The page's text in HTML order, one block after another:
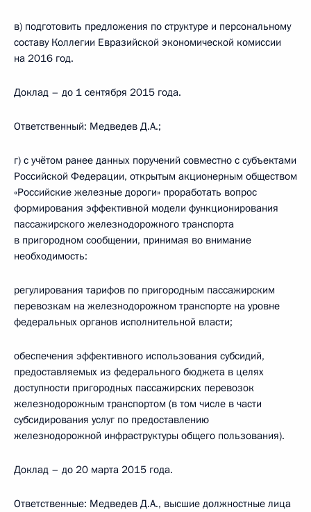
в) подготовить предложения по структуре и персональному
составу Коллегии Евразийской экономической комиссии
на 2016 год.
Доклад – до 1 сентября 2015 года.
Ответственный: Медведев Д.А.;
г) с учётом ранее данных поручений совместно с субъектами
Российской Федерации, открытым акционерным обществом
«Российские железные дороги» проработать вопрос
формирования эффективной модели функционирования
пассажирского железнодорожного транспорта
в пригородном сообщении, принимая во внимание
необходимость:
регулирования тарифов по пригородным пассажирским
перевозкам на железнодорожном транспорте на уровне
федеральных органов исполнительной власти;
обеспечения эффективного использования субсидий,
предоставляемых из федерального бюджета в целях
доступности пригородных пассажирских перевозок
железнодорожным транспортом (в том числе в части
субсидирования услуг по предоставлению
железнодорожной инфраструктуры общего пользования).
Доклад – до 20 марта 2015 года.
Ответственные: Медведев Д.А., высшие должностные лица